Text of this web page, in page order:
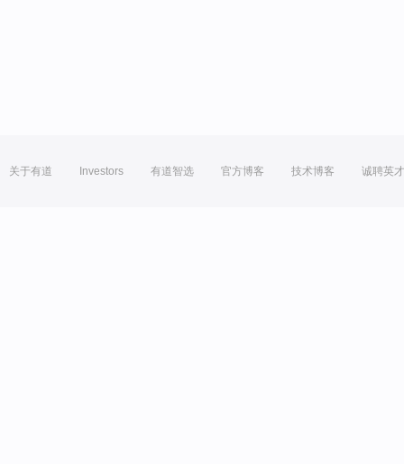
关于有道 Investors 有道智选 官方博客 技术博客 诚聘英才